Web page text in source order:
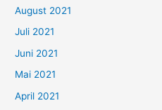
n
a
c
h
:
August 2021
Juli 2021
Juni 2021
Mai 2021
April 2021